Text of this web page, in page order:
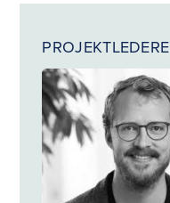
PROJEKTLEDERE